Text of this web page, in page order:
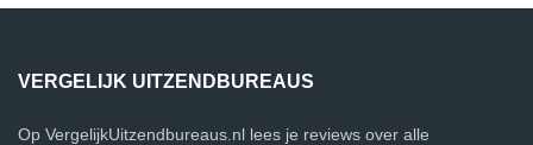
VERGELIJK UITZENDBUREAUS
Op VergelijkUitzendbureaus.nl lees je reviews over alle